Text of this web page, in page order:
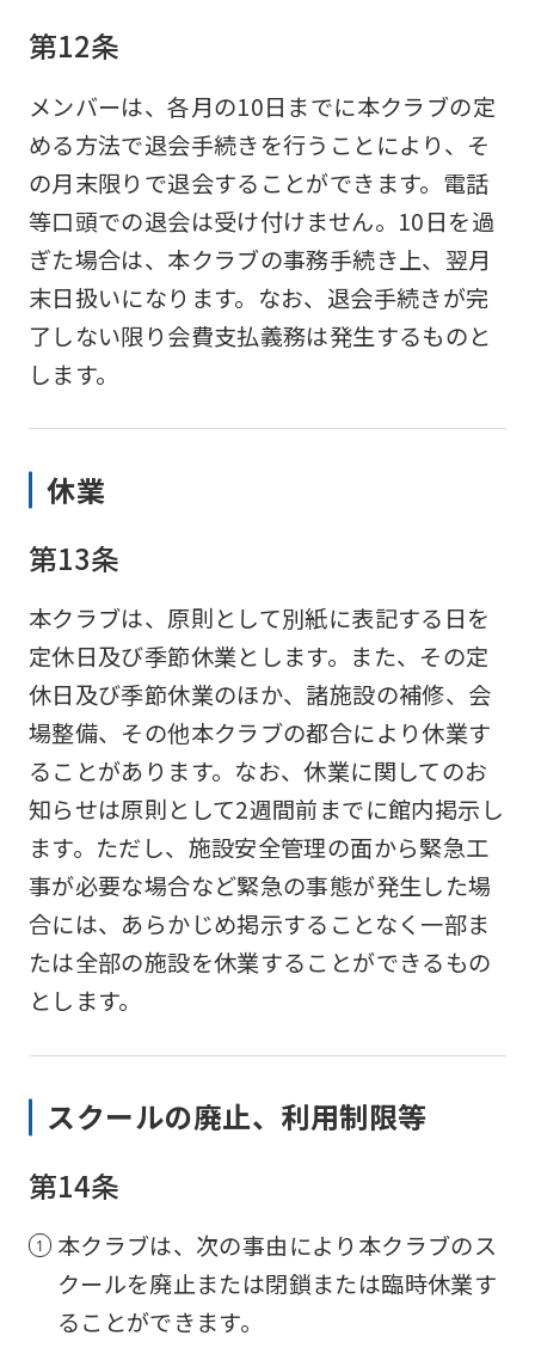
第12条
メンバーは、各月の10日までに本クラブの定
める方法で退会手続きを行うことにより、そ
の月末限りで退会することができます。電話
等口頭での退会は受け付けません。10日を過
ぎた場合は、本クラブの事務手続き上、翌月
末日扱いになります。なお、退会手続きが完
了しない限り会費支払義務は発生するものと
します。
休業
第13条
本クラブは、原則として別紙に表記する日を
定休日及び季節休業とします。また、その定
休日及び季節休業のほか、諸施設の補修、会
場整備、その他本クラブの都合により休業す
ることがあります。なお、休業に関してのお
知らせは原則として2週間前までに館内掲示し
ます。ただし、施設安全管理の面から緊急工
事が必要な場合など緊急の事態が発生した場
合には、あらかじめ掲示することなく一部ま
たは全部の施設を休業することができるもの
とします。
スクールの廃止、利用制限等
第14条
本クラブは、次の事由により本クラブのス
クールを廃止または閉鎖または臨時休業す
ることができます。
you
use
an
automatic
translation
service,
the
version
be
translated
mechanically,
so
it
may
not
be
an
accurate
may
the
original
content.